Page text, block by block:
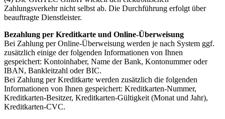
Zahlungsverkehr nicht selbst ab. Die Durchführung erfolgt über
beauftragte Dienstleister.
Bezahlung per Kreditkarte und Online-Überweisung
Bei Zahlung per Online-Überweisung werden je nach System ggf.
zusätzlich einige der folgenden Informationen von Ihnen
gespeichert: Kontoinhaber, Name der Bank, Kontonummer oder
IBAN, Bankleitzahl oder BIC.
Bei Zahlung per Kreditkarte werden zusätzlich die folgenden
Informationen von Ihnen gespeichert: Kreditkarten-Nummer,
Kreditkarten-Besitzer, Kreditkarten-Gültigkeit (Monat und Jahr),
Kreditkarten-CVC.